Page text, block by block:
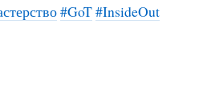
#GoT#InsideOut